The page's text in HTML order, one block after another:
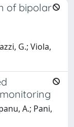
of bipolar
G.; Viola,
A.; Pani,